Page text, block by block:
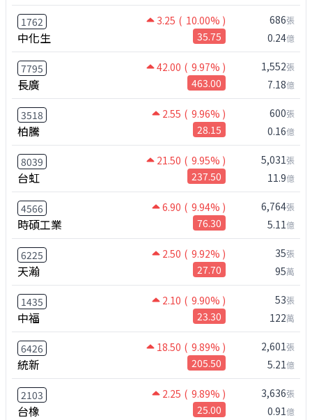
1762 3.25 ( 10.00% )
中化生 35.75
686張
0.24億
7795 42.00 ( 9.97% )
長廣 463.00
1,552張
7.18億
3518 2.55 ( 9.96% )
柏騰 28.15
600張
0.16億
8039 21.50 ( 9.95% )
台虹 237.50
5,031張
11.9億
4566 6.90 ( 9.94% )
時碩工業 76.30
6,764張
5.11億
6225 2.50 ( 9.92% )
天瀚 27.70
35張
95萬
1435 2.10 ( 9.90% )
中福 23.30
53張
122萬
6426 18.50 ( 9.89% )
統新 205.50
2,601張
5.21億
2103 2.25 ( 9.89% )
台橡 25.00
3,636張
0.91億